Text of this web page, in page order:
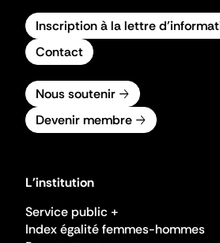
Inscription à la lettre
Contact
Nous soutenir
Devenir membre
L'institution
Service public +
Index égalité femmes-hommes